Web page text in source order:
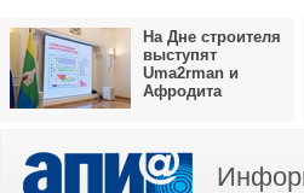
На Дне строителя
выступят
Uma2rman и
Афродита